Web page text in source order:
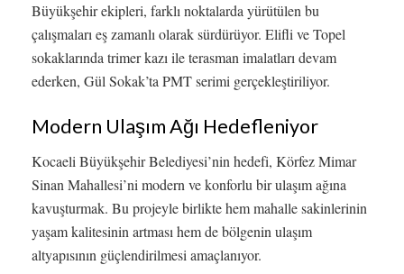
Büyükşehir ekipleri, farklı noktalarda yürütülen bu
çalışmaları eş zamanlı olarak sürdürüyor. Elifli ve Topel
sokaklarında trimer kazı ile terasman imalatları devam
ederken, Gül Sokak’ta PMT serimi gerçekleştiriliyor.
Modern Ulaşım Ağı Hedefleniyor
Kocaeli Büyükşehir Belediyesi’nin hedefi, Körfez Mimar
Sinan Mahallesi’ni modern ve konforlu bir ulaşım ağına
kavuşturmak. Bu projeyle birlikte hem mahalle sakinlerinin
yaşam kalitesinin artması hem de bölgenin ulaşım
altyapısının güçlendirilmesi amaçlanıyor.